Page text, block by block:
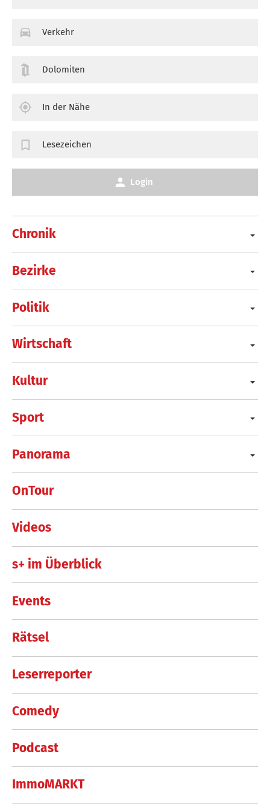
Chronik
Bezirke
Politik
Wirtschaft
Kultur
Sport
Panorama
OnTour
Videos
s+ im Überblick
Events
Rätsel
Leserreporter
Comedy
Podcast
ImmoMARKT
Verkehr
Dolomiten
In der Nähe
Lesezeichen
Login